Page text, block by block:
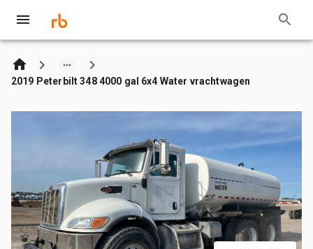
2019 Peterbilt 348 4000 gal 6x4 Water vrachtwagen